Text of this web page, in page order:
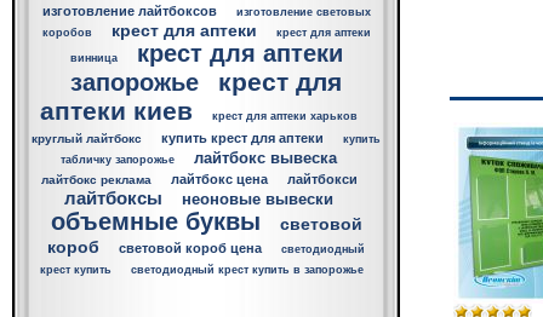
изготовление лайтбоксов
изготовление световых
коробов
крест для аптеки крест для аптеки
винница
крест для аптеки
запорожье
крест для
аптеки киев
крест для аптеки харьков
круглый лайтбокс купить крест для аптеки
купить
табличку запорожье
лайтбокс вывеска
лайтбокс реклама лайтбокс цена лайтбокси
лайтбоксы неоновые вывески
объемные буквы
световой
короб
световой короб цена
светодиодный
крест купить
светодиодный крест купить в запорожье